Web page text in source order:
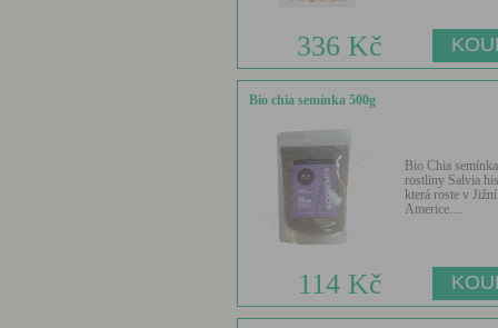
336 Kč
Bio chia semínka 500g
Bio Chia
rostliny Salvia
která roste v Jižní
Americe....
114 Kč